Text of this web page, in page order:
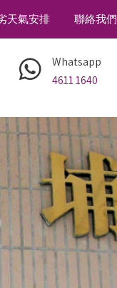
天氣安排 聯絡我們
Whatsapp
4611 1640